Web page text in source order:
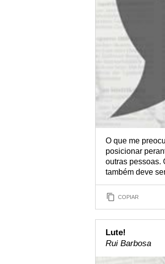
O que me
posicionar
outras pessoas.
também deve
COPIAR
Lute!
Rui Barbosa